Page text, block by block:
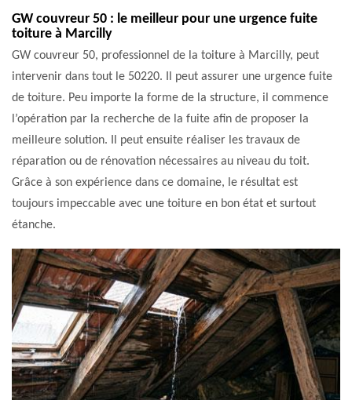
GW couvreur 50 : le meilleur pour une urgence fuite
toiture à Marcilly
GW couvreur 50, professionnel de la toiture à Marcilly, peut
intervenir dans tout le 50220. Il peut assurer une urgence fuite
de toiture. Peu importe la forme de la structure, il commence
l’opération par la recherche de la fuite afin de proposer la
meilleure solution. Il peut ensuite réaliser les travaux de
réparation ou de rénovation nécessaires au niveau du toit.
Grâce à son expérience dans ce domaine, le résultat est
toujours impeccable avec une toiture en bon état et surtout
étanche.